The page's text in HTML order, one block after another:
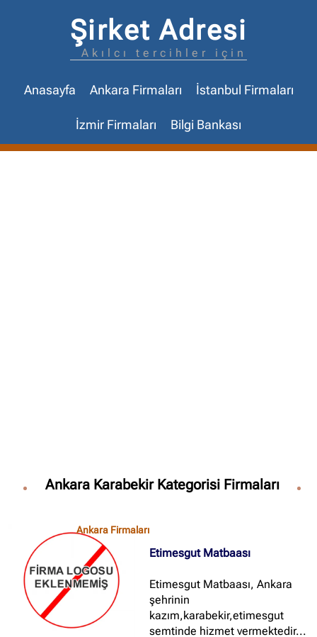
Şirket Adresi
Akılcı tercihler için
Anasayfa Ankara Firmaları İstanbul Firmaları
İzmir Firmaları Bilgi Bankası
Ankara Karabekir Kategorisi Firmaları
Ankara Firmaları
Etimesgut Matbaası
Etimesgut Matbaası, Ankara
şehrinin
kazım,karabekir,etimesgut
semtinde hizmet vermektedir...
İstanbul Firmaları(388)